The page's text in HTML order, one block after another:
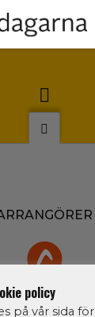
policy
på vår sida